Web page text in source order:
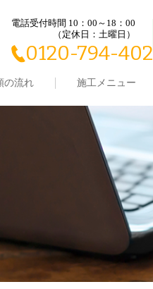
電話受付時間 10：00～18：00
（定休日：土曜日）
0120-794-402
の流れ 施工メニュー